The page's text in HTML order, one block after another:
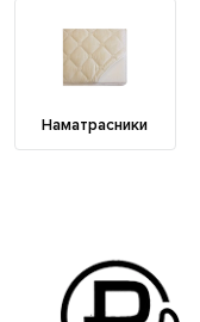
Наматрасники